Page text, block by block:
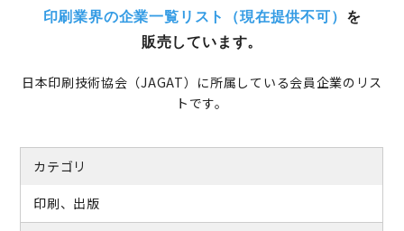
印刷業界の企業一覧リスト（現在提供不可） を
販売しています。
日本印刷技術協会（JAGAT）に所属している会員企業のリス
トです。
カテゴリ
印刷、出版